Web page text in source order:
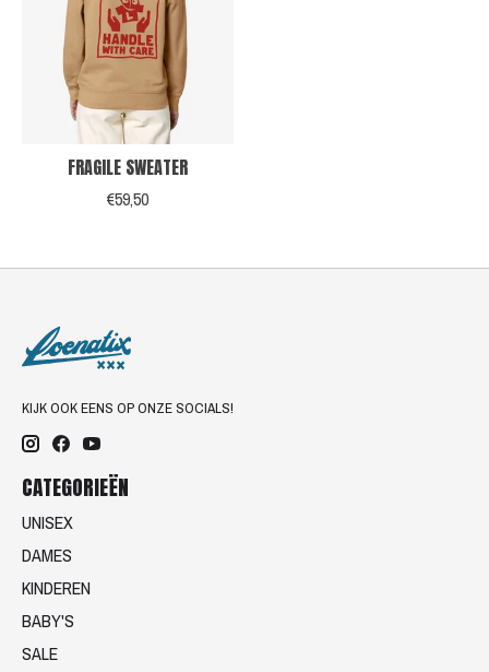
FRAGILE SWEATER
€59,50
KIJK OOK EENS OP ONZE SOCIALS!
CATEGORIEËN
UNISEX
DAMES
KINDEREN
BABY'S
SALE